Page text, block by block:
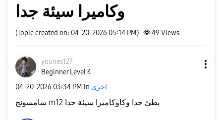
وكاميرا سيئة جدا
(Topic created on: 04-20-2026 05:14 PM) 49 Views
younes127
Beginner Level 4
‎04-20-2026 03:34 PM in اخرى